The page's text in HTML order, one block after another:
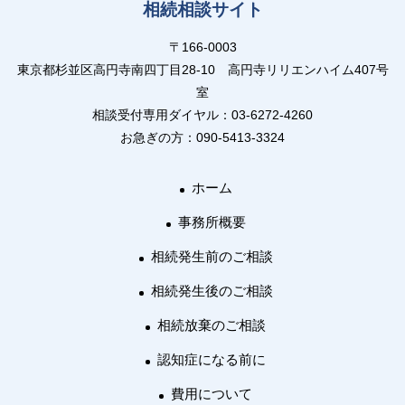
相続相談サイト
〒166-0003
東京都杉並区高円寺南四丁目28-10 高円寺リリエンハイム407号
室
相談受付専用ダイヤル：03-6272-4260
お急ぎの方：090-5413-3324
ホーム
事務所概要
相続発生前のご相談
相続発生後のご相談
相続放棄のご相談
認知症になる前に
費用について